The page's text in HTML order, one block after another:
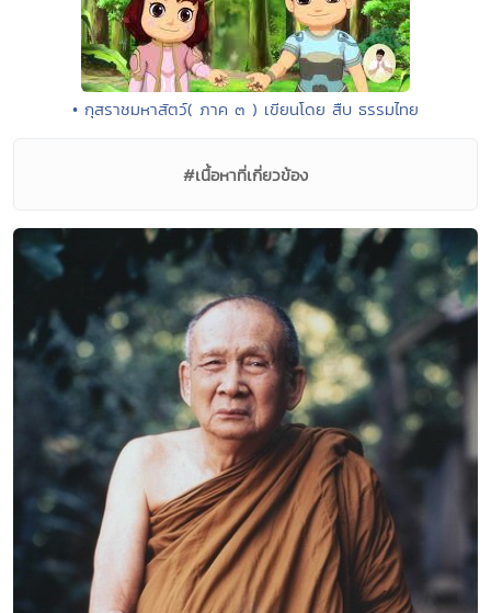
• กุสราชมหาสัตว์( ภาค ๓ ) เขียนโดย สืบ ธรรมไทย
#เนื้อหาที่เกี่ยวข้อง